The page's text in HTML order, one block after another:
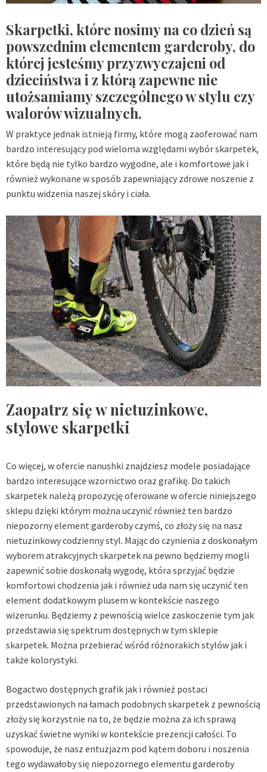
Skarpetki, które nosimy na co dzień są
powszednim elementem garderoby, do
której jesteśmy przyzwyczajeni od
dzieciństwa i z którą zapewne nie
utożsamiamy szczególnego w stylu czy
walorów wizualnych.
W praktyce jednak istnieją firmy, które mogą zaoferować nam
bardzo interesujący pod wieloma względami wybór skarpetek,
które będą nie tylko bardzo wygodne, ale i komfortowe jak i
również wykonane w sposób zapewniający zdrowe noszenie z
punktu widzenia naszej skóry i ciała.
Zaopatrz się w nietuzinkowe,
stylowe skarpetki
Co więcej, w ofercie nanushki znajdziesz modele posiadające
bardzo interesujące wzornictwo oraz grafikę. Do takich
skarpetek należą propozycję oferowane w ofercie niniejszego
sklepu dzięki którym można uczynić również ten bardzo
niepozorny element garderoby czymś, co złoży się na nasz
nietuzinkowy codzienny styl. Mając do czynienia z doskonałym
wyborem atrakcyjnych skarpetek na pewno będziemy mogli
zapewnić sobie doskonałą wygodę, która sprzyjać będzie
komfortowi chodzenia jak i również uda nam się uczynić ten
element dodatkowym plusem w kontekście naszego
wizerunku. Będziemy z pewnością wielce zaskoczenie tym jak
przedstawia się spektrum dostępnych w tym sklepie
skarpetek. Można przebierać wśród różnorakich stylów jak i
także kolorystyki.
Bogactwo dostępnych grafik jak i również postaci
przedstawionych na łamach podobnych skarpetek z pewnością
złoży się korzystnie na to, że będzie można za ich sprawą
uzyskać świetne wyniki w kontekście prezencji całości. To
spowoduje, że nasz entuzjazm pod kątem doboru i noszenia
tego wydawałoby się niepozornego elementu garderoby